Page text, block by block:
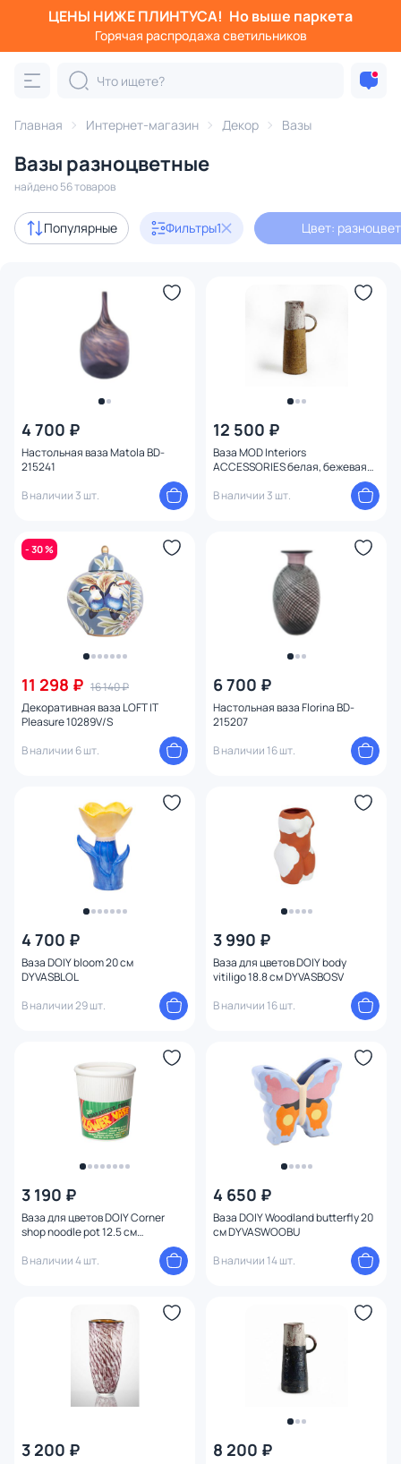
ЦЕНЫ НИЖЕ ПЛИНТУСА! Но выше паркета
Горячая распродажа светильников
Главная Интернет-магазин Декор Вазы
Вазы разноцветные
найдено 56 товаров
Популярные Фильтры1 Цвет:
4 700 ₽
Настольная ваза Matola BD-
215241
В наличии 3 шт.
12 500 ₽
Ваза MOD Interiors
ACCESSORIES белая, бежевая
В наличии 3 шт.
- 30 %
11 298 ₽ 16 140 ₽
Декоративная ваза LOFT IT
Pleasure 10289V/S
В наличии 6 шт.
6 700 ₽
Настольная ваза Florina BD-
215207
В наличии 16 шт.
4 700 ₽
Ваза DOIY bloom 20 см
DYVASBLOL
В наличии 29 шт.
3 990 ₽
Ваза для цветов DOIY body
vitiligo 18.8 см DYVASBOSV
В наличии 16 шт.
3 190 ₽
Ваза для цветов DOIY Corner
shop noodle pot 12.5 см
В наличии 4 шт.
4 650 ₽
Ваза DOIY Woodland butterfly 20
см DYVASWOOBU
В наличии 14 шт.
3 200 ₽ 8 200 ₽
Фильтры
Категория:
для цветов разноцветные
Акции 5
36
Доставка
От До
Бренд
Цвет
Материал
Размер
Оформление
Длина (см)
Глубина (см)
Диаметр (см)
Изображение
Конструкция